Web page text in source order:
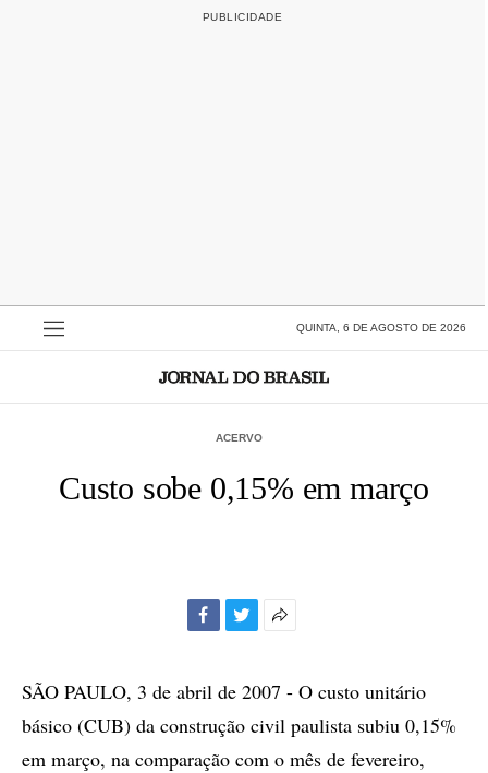
QUINTA, 6 DE AGOSTO DE 2026
ACERVO
Custo sobe 0,15% em março
compartilhamento
SÃO PAULO, 3 de abril de 2007 - O custo unitário
básico (CUB) da construção civil paulista subiu 0,15%
em março, na comparação com o mês de fevereiro,